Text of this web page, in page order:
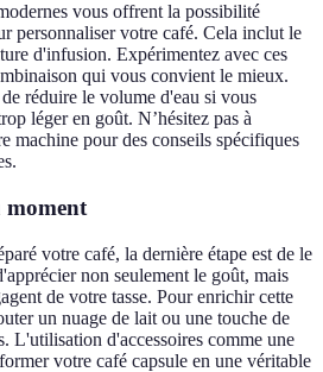
vous offrent la possibilité
personnaliser votre café. Cela inclut le
d'infusion. Expérimentez avec ces
qui vous convient le mieux.
réduire le volume d'eau si vous
léger en goût. N’hésitez pas à
machine pour des conseils spécifiques
moment
votre café, la dernière étape est de le
non seulement le goût, mais
de votre tasse. Pour enrichir cette
un nuage de lait ou une touche de
L'utilisation d'accessoires comme une
votre café capsule en une véritable